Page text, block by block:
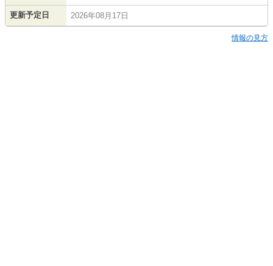
更新予定日 2026年08月17日
情報の見方